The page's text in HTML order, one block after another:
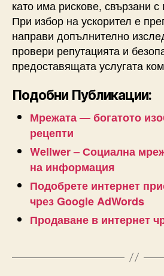
като има рискове, свързани с
При избор на ускорител е
направи допълнително
провери репутацията и
предоставящата услугата
Подобни Публикации:
Мрежата — богатото
рецепти
Wellwer – Социална
на информация
Подобрете интернет
чрез Google AdWords
Продаване в интернет